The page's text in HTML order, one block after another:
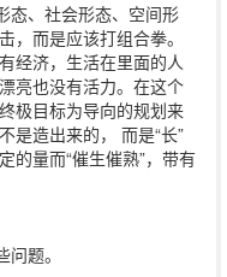
、社会形态、空间形
，而是应该打组合拳。
经济，生活在里面的人
亮也没有活力。在这个
极目标为导向的规划来
是造出来的， 而是“长”
的量而“催生催熟”，带有
题。